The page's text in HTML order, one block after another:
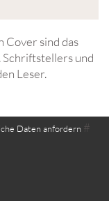
Cover sind das
Schriftstellers und
Leser.
Daten anfordern #